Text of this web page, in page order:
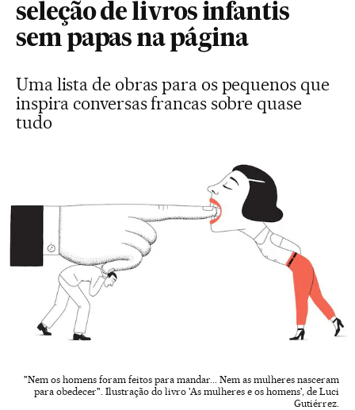
seleção de livros infantis
sem papas na página
Uma lista de obras para os pequenos que
inspira conversas francas sobre quase
tudo
"Nem os homens foram feitos para mandar... Nem as mulheres nasceram
para obedecer". Ilustração do livro 'As mulheres e os homens', de Luci
Gutiérrez.